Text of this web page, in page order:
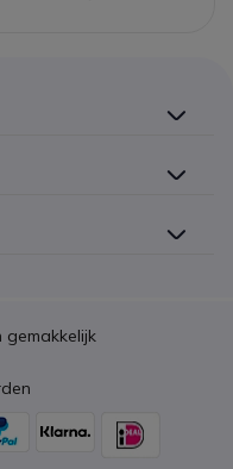
gemakkelijk